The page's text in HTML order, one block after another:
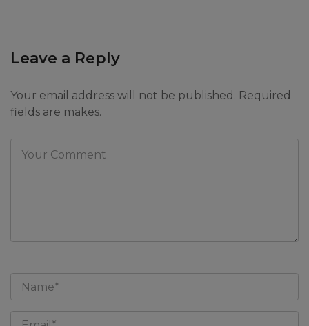
Leave a Reply
Your email address will not be published. Required
fields are makes.